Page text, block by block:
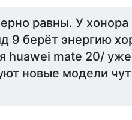
равны. У хонора
9 берёт энергию
huawei mate 20/ уже
новые модели